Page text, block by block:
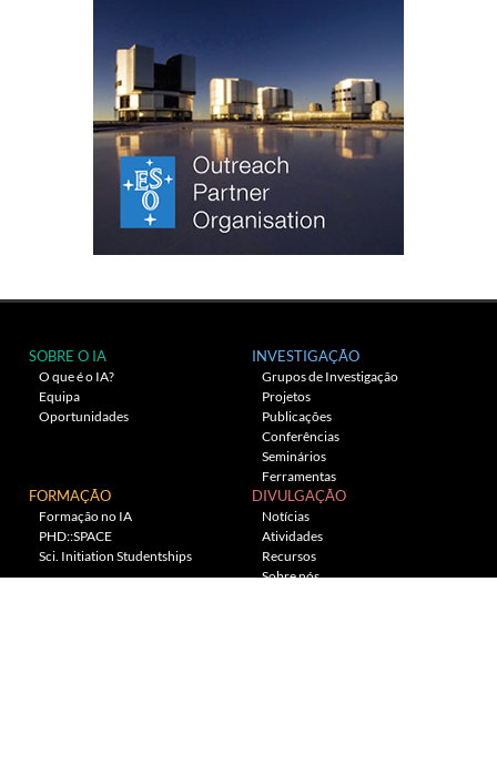
SOBRE O IA
O que é o IA?
Equipa
Oportunidades
INVESTIGAÇÃO
Grupos de Investigação
Projetos
Publicações
Conferências
Seminários
Ferramentas
FORMAÇÃO
Formação no IA
PHD::SPACE
Sci. Initiation Studentships
DIVULGAÇÃO
Notícias
Atividades
Recursos
Sobre nós